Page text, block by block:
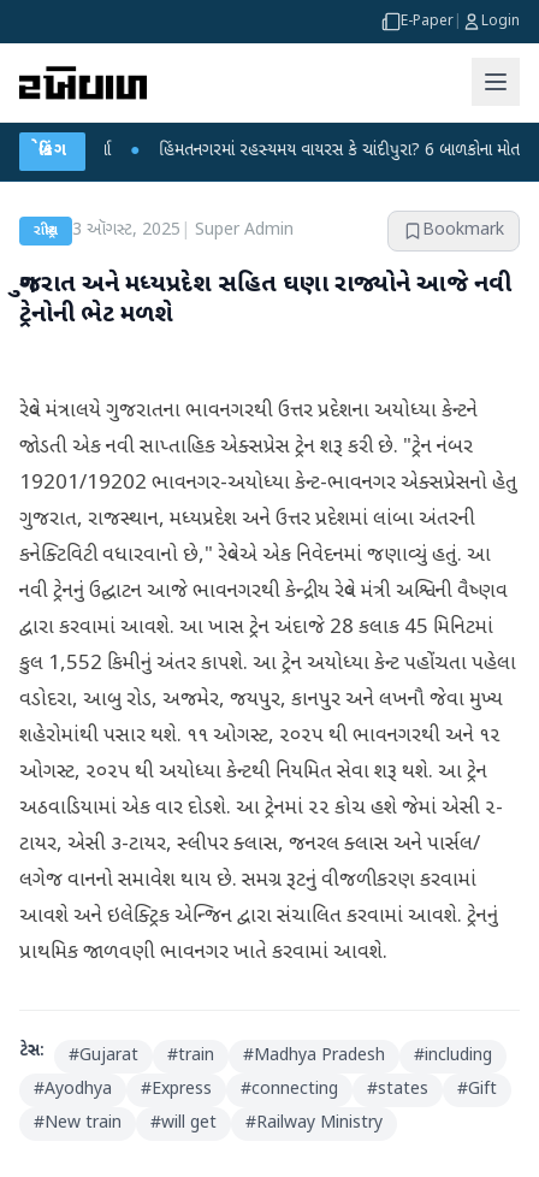
E-Paper Login
બ્રેકિંગ
કર્યા હિંમતનગરમાં રહસ્યમય વાયરસ કે ચાંદીપુરા? 6 બાળકોના મોતથી ફફડાટ
રાષ્ટ્રીય 3 ઑગસ્ટ, 2025 Super Admin Bookmark
ગુજરાત અને મધ્યપ્રદેશ સહિત ઘણા રાજ્યોને આજે નવી
ટ્રેનોની ભેટ મળશે
રેલ્વે મંત્રાલયે ગુજરાતના ભાવનગરથી ઉત્તર પ્રદેશના અયોધ્યા કેન્ટને
જોડતી એક નવી સાપ્તાહિક એક્સપ્રેસ ટ્રેન શરૂ કરી છે. "ટ્રેન નંબર
19201/19202 ભાવનગર-અયોધ્યા કેન્ટ-ભાવનગર એક્સપ્રેસનો હેતુ
ગુજરાત, રાજસ્થાન, મધ્યપ્રદેશ અને ઉત્તર પ્રદેશમાં લાંબા અંતરની
કનેક્ટિવિટી વધારવાનો છે," રેલ્વેએ એક નિવેદનમાં જણાવ્યું હતું. આ
નવી ટ્રેનનું ઉદ્ઘાટન આજે ભાવનગરથી કેન્દ્રીય રેલ્વે મંત્રી અશ્વિની વૈષ્ણવ
દ્વારા કરવામાં આવશે. આ ખાસ ટ્રેન અંદાજે 28 કલાક 45 મિનિટમાં
કુલ 1,552 કિમીનું અંતર કાપશે. આ ટ્રેન અયોધ્યા કેન્ટ પહોંચતા પહેલા
વડોદરા, આબુ રોડ, અજમેર, જયપુર, કાનપુર અને લખનૌ જેવા મુખ્ય
શહેરોમાંથી પસાર થશે. ૧૧ ઓગસ્ટ, ૨૦૨૫ થી ભાવનગરથી અને ૧૨
ઓગસ્ટ, ૨૦૨૫ થી અયોધ્યા કેન્ટથી નિયમિત સેવા શરૂ થશે. આ ટ્રેન
અઠવાડિયામાં એક વાર દોડશે. આ ટ્રેનમાં ૨૨ કોચ હશે જેમાં એસી ૨-
ટાયર, એસી ૩-ટાયર, સ્લીપર ક્લાસ, જનરલ ક્લાસ અને પાર્સલ/
લગેજ વાનનો સમાવેશ થાય છે. સમગ્ર રૂટનું વીજળીકરણ કરવામાં
આવશે અને ઇલેક્ટ્રિક એન્જિન દ્વારા સંચાલિત કરવામાં આવશે. ટ્રેનનું
પ્રાથમિક જાળવણી ભાવનગર ખાતે કરવામાં આવશે.
ટેગ્સ: #Gujarat #train #Madhya Pradesh #including
#Ayodhya #Express #connecting #states #Gift
#New train #will get #Railway Ministry